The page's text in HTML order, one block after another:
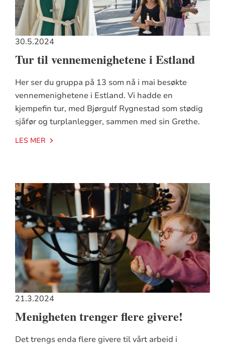
30.5.2024
Tur til vennemenighetene i Estland
Her ser du gruppa på 13 som nå i mai besøkte
vennemenighetene i Estland. Vi hadde en
kjempefin tur, med Bjørgulf Rygnestad som stødig
sjåfør og turplanlegger, sammen med sin Grethe.
LES MER
21.3.2024
Menigheten trenger flere givere!
Det trengs enda flere givere til vårt arbeid i